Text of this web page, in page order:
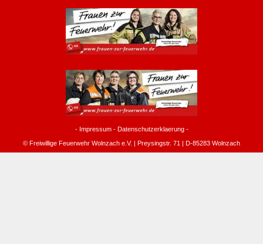
- Impressum- Datenschutzerklaerung-
© Freiwillige Feuerwehr Wolnzach e.V. | Preysingstr. 71 | D-85283 Wolnzach